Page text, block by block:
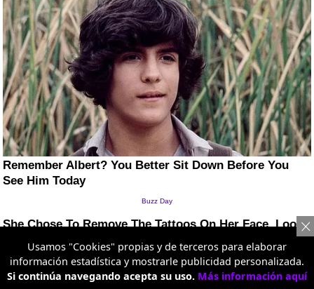
Usamos "Cookies" propias y de terceros para elaborar
información estadística y mostrarle publicidad personalizada.
Si continúa navegando acepta su uso. Más información aquí